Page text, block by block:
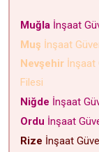
Muğla İnşaat
Muş İnşaat
Nevşehir İnşaat
Filesi
Niğde İnşaat
Ordu İnşaat
Rize İnşaat